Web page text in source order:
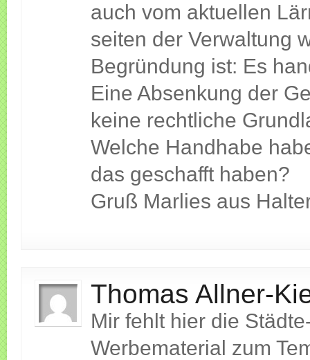
auch vom aktuellen
seiten der Verwaltung
Begründung ist: Es
Eine Absenkung der
keine rechtliche
Welche Handhabe
das geschafft haben?
Gruß Marlies aus
Thomas Allner-
Mir fehlt hier die
Werbematerial zum